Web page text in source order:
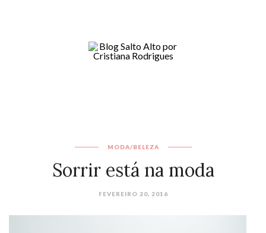
MODA/BELEZA
Sorrir está na moda
FEVEREIRO 20, 2016